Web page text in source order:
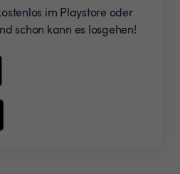
im Playstore oder
schon kann es losgehen!